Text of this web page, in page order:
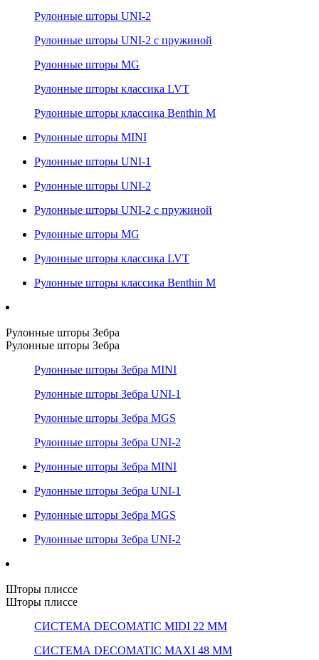
Рулонные шторы UNI-2
Рулонные шторы UNI-2 с пружиной
Рулонные шторы MG
Рулонные шторы классика LVT
Рулонные шторы классика Benthin M
Рулонные шторы MINI
Рулонные шторы UNI-1
Рулонные шторы UNI-2
Рулонные шторы UNI-2 с пружиной
Рулонные шторы MG
Рулонные шторы классика LVT
Рулонные шторы классика Benthin M
Рулонные шторы Зебра
Рулонные шторы Зебра
Рулонные шторы Зебра MINI
Рулонные шторы Зебра UNI-1
Рулонные шторы Зебра MGS
Рулонные шторы Зебра UNI-2
Рулонные шторы Зебра MINI
Рулонные шторы Зебра UNI-1
Рулонные шторы Зебра MGS
Рулонные шторы Зебра UNI-2
Шторы плиссе
Шторы плиссе
СИСТЕМА DECOMATIC MIDI 22 ММ
СИСТЕМА DECOMATIC MAXI 48 ММ